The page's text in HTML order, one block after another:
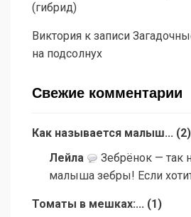
(гибрид)
Виктория к записи
на подсолнух
Свежие комментарии
Как называется малыш... (2)
Лейла
Зебрёнок — так
малыша зебры! Если
Томаты в мешках:... (1 )